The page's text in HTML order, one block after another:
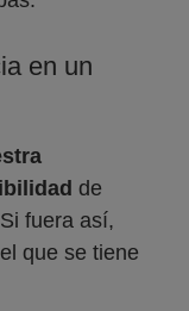
en un
de
fuera así,
que se tiene